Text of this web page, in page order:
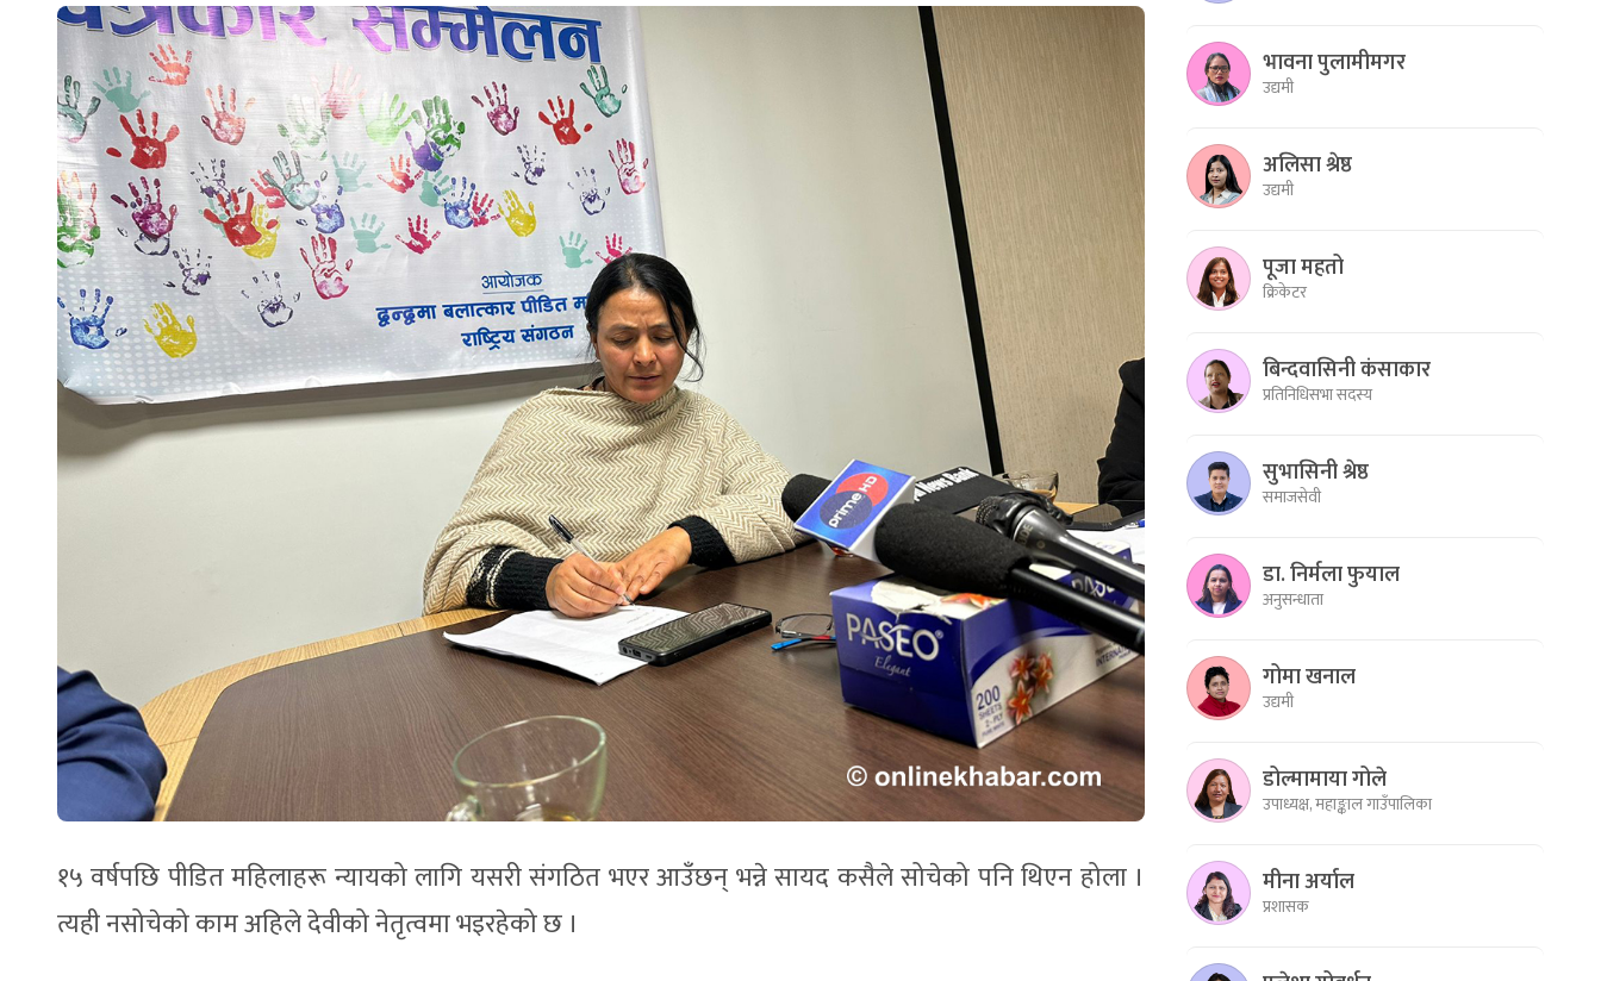
१५ वर्षपछि पीडित महिलाहरू न्यायको लागि यसरी संगठित भएर आउँछन् भन्ने सायद कसैले सोचेको पनि थिएन होला ।
त्यही नसोचेको काम अहिले देवीको नेतृत्वमा भइरहेको छ ।
भावना पुलामीमगर
उद्यमी
अलिसा श्रेष्ठ
उद्यमी
पूजा महतो
क्रिकेटर
बिन्दवासिनी कंसाकार
प्रतिनिधिसभा सदस्य
सुभासिनी श्रेष्ठ
समाजसेवी
डा. निर्मला फुयाल
अनुसन्धाता
गोमा खनाल
उद्यमी
डोल्मामाया गोले
उपाध्यक्ष, महाङ्काल गाउँपालिका
मीना अर्याल
प्रशासक